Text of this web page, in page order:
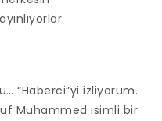
“Haberci”yi izliyorum.
Muhammed isimli bir